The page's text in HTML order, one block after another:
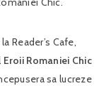
Reader’s Cafe,
Eroii Romaniei Chic
sa lucreze